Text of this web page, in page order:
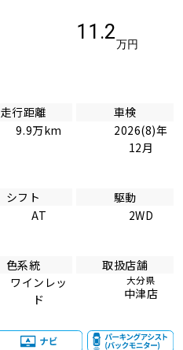
11.2
万円
走行距離
9.9万km
車検
2026(8)年
12月
シフト
AT
駆動
2WD
色系統
ワインレッ
ド
取扱店舗
大分県
中津店